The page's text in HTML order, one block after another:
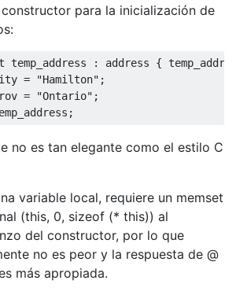
constructor para la inicialización de
temp_address : address {
= "Hamilton" ;
= "Ontario" ;
;
no es tan elegante como el estilo C
variable local, requiere un memset
(this, 0, sizeof (* this)) al
del constructor, por lo que
no es peor y la respuesta de @
más apropiada.